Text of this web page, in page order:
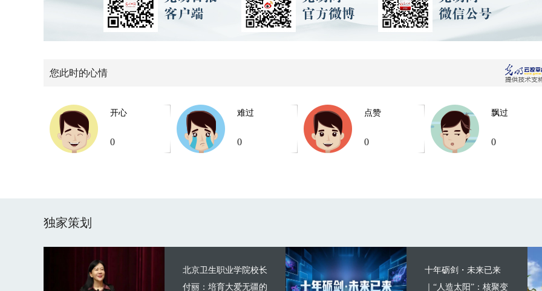
您此时的心情
开心
0
难过
0
点赞
0
飘过
0
独家策划
北京卫生职业学院校长
付丽：培育大爱无疆的
十年砺剑・未来已来
｜“人造太阳”：核聚变